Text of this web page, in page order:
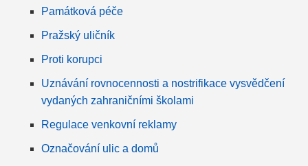
Památková péče
Pražský uličník
Proti korupci
Uznávání rovnocennosti a nostrifikace vysvědčení
vydaných zahraničními školami
Regulace venkovní reklamy
Označování ulic a domů